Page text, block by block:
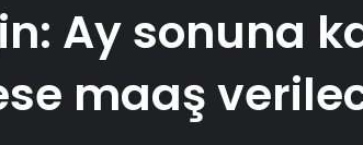
Ay sonuna
maaş